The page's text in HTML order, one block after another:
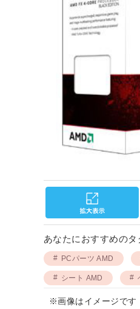
あなたにおすすめのタ
PCパーツ AMD
シート AMD
※画像はイメージです